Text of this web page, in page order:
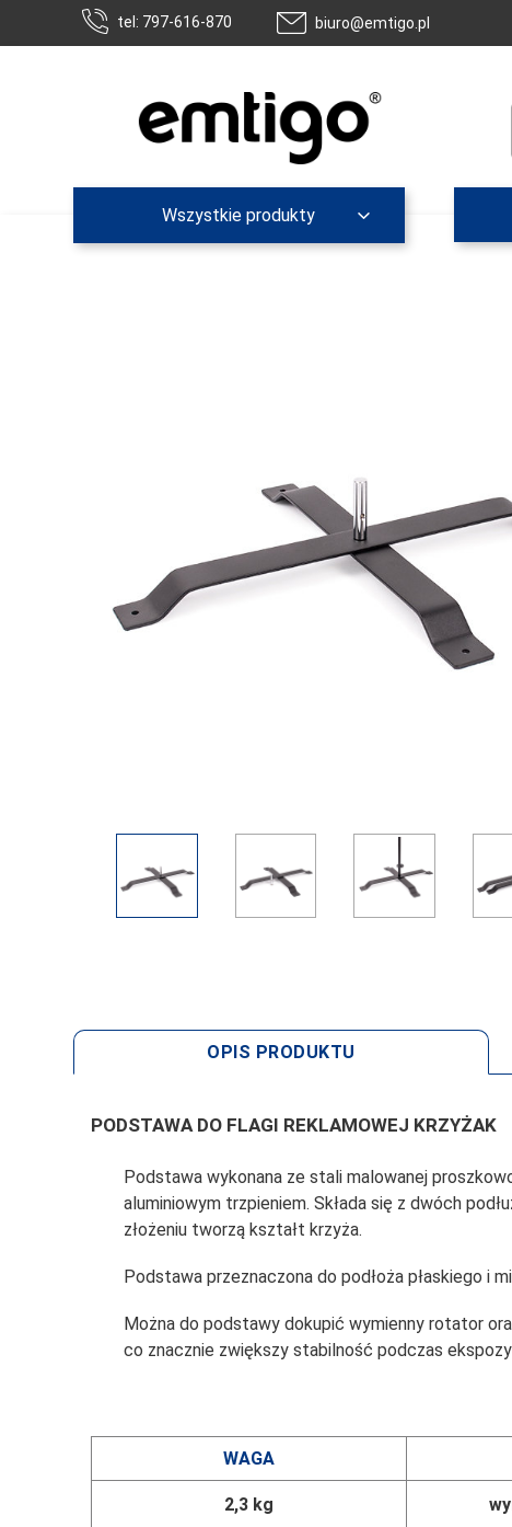
tel: 797-616-870 biuro@emtigo.pl
Wszystkie produkty
OPIS PRODUKTU
PODSTAWA DO FLAGI REKLAMOWEJ KRZYŻAK
Podstawa wykonana ze stali malowanej
aluminiowym trzpieniem. Składa się z dwóch
złożeniu tworzą kształt krzyża.
Podstawa przeznaczona do podłoża płaskiego i
Można do podstawy dokupić wymienny rotator
co znacznie zwiększy stabilność podczas
WAGA
2,3 kg